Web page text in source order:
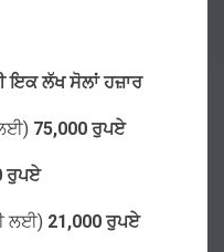
ਇਕ ਲੱਖ ਸੋਲਾਂ ਹਜ਼ਾਰ
75,000 ਰੁਪਏ
ਰੁਪਏ
ਲਈ) 21,000 ਰੁਪਏ